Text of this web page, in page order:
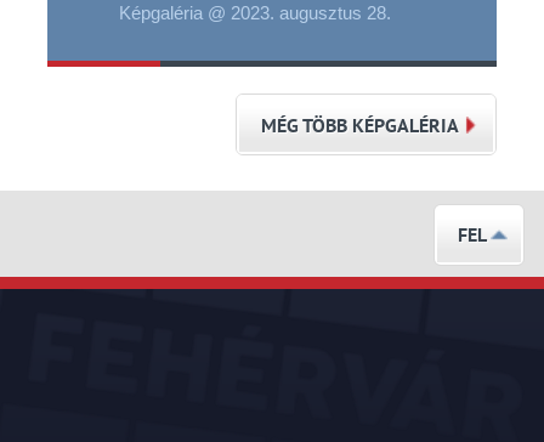
Képgaléria @ 2023. augusztus 28.
MÉG TÖBB KÉPGALÉRIA
FEL